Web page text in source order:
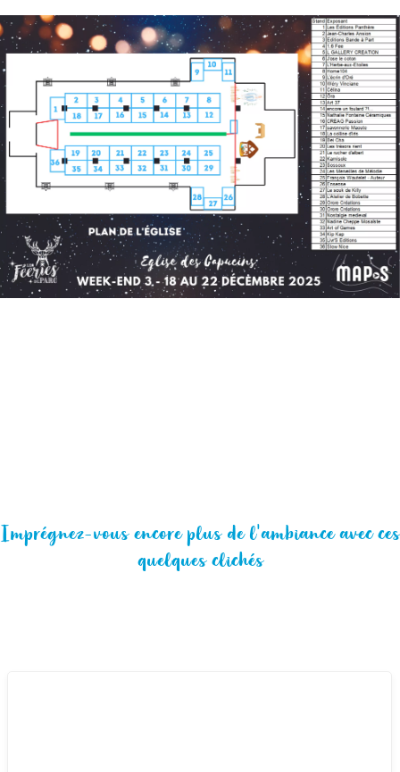
Imprégnez-vous encore plus de l'ambiance avec ces
quelques clichés